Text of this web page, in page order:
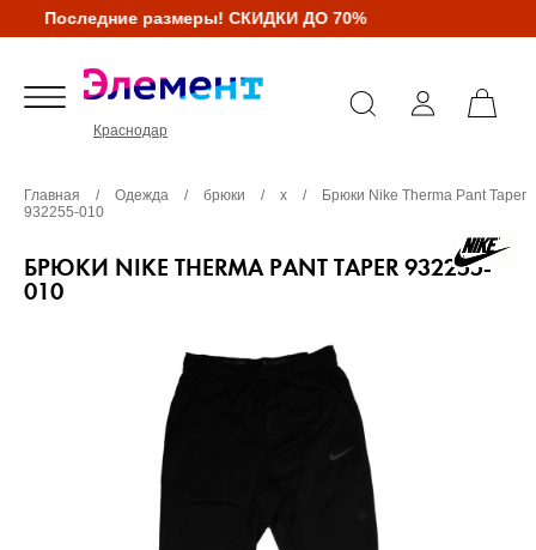
Последние размеры! СКИДКИ ДО 70%
Краснодар
Главная / Одежда / брюки / х /
Брюки Nike Therma Pant Taper
932255-010
БРЮКИ NIKE THERMA PANT TAPER 932255-
010